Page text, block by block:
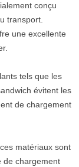
conçu
transport.
une excellente
tels que les
évitent les
de chargement
matériaux sont
de chargement